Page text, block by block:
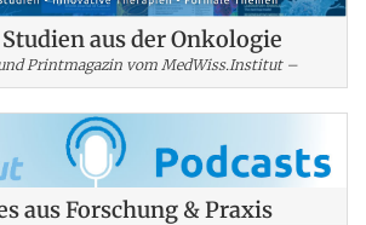
aus der Onkologie
Printmagazin vom MedWiss.Institut –
aus Forschung & Praxis